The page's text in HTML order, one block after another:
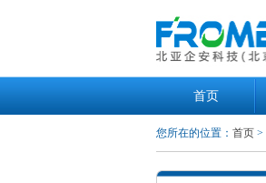
首页
您所在的位置： 首页 >